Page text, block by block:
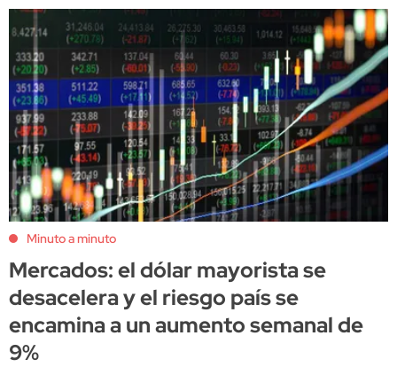
Minuto a minuto
Mercados: el dólar mayorista se
desacelera y el riesgo país se
encamina a un aumento semanal de
9%